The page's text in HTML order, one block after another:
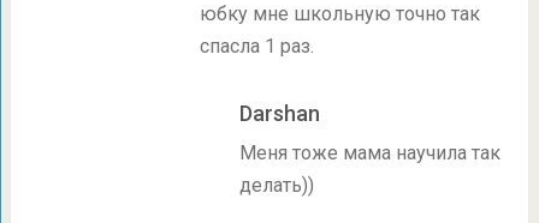
юбку мне школьную точно так
спасла 1 раз.
Darshan
Меня тоже мама научила так
делать))